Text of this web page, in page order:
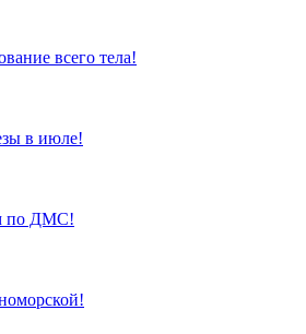
всего тела!
в июле!
по ДМС!